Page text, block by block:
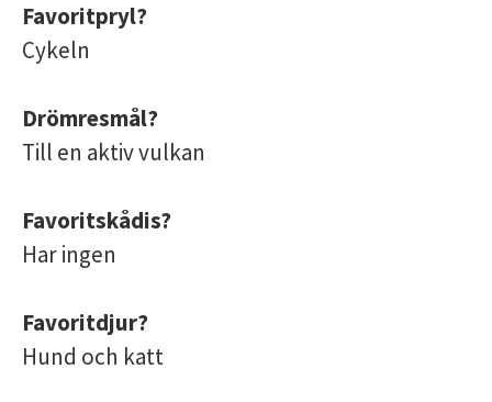
Favoritpryl?
Cykeln
Drömresmål?
Till en aktiv vulkan
Favoritskådis?
Har ingen
Favoritdjur?
Hund och katt